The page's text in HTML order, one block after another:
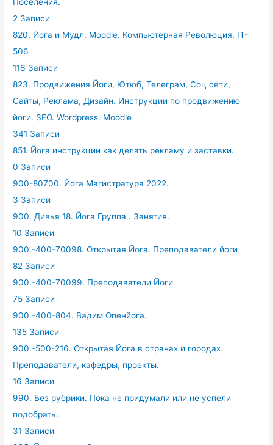
2 Записи
820. Йога и Мудл. Moodle. Компьютерная Революция. IT-
506
116 Записи
823. Продвижения Йоги, Ютюб, Телеграм, Соц сети,
Сайты, Реклама, Дизайн. Инструкции по продвижению
йоги. SEO. Wordpress. Moodle
341 Записи
851. Йога инструкции как делать рекламу и заставки.
0 Записи
900-80700. Йога Магистратура 2022.
3 Записи
900. Дивья 18. Йога Группа . Занятия.
10 Записи
900.-400-70098. Открытая Йога. Преподаватели йоги
82 Записи
900.-400-70099. Преподаватели Йоги
75 Записи
900.-400-804. Вадим Опенйога.
135 Записи
900.-500-216. Открытая Йога в странах и городах.
Преподаватели, кафедры, проекты.
16 Записи
990. Без рубрики. Пока не придумали или не успели
подобрать.
31 Записи